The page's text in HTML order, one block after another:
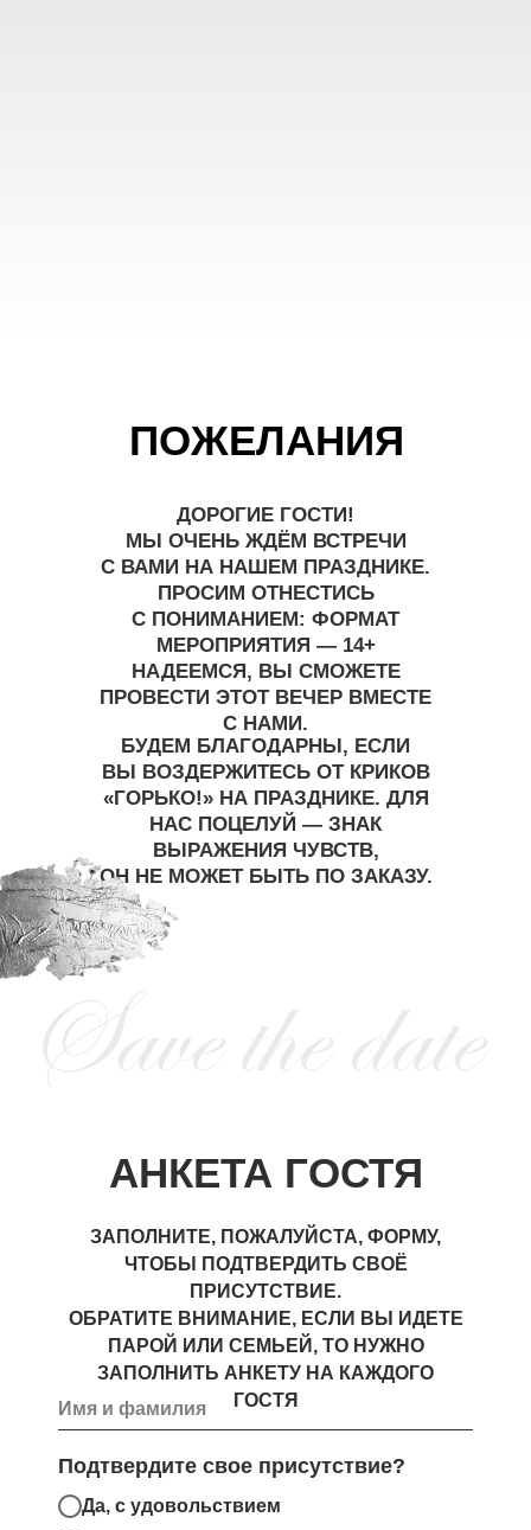
ПОЖЕЛАНИЯ
ДОРОГИЕ ГОСТИ!
МЫ ОЧЕНЬ ЖДЁМ ВСТРЕЧИ
С ВАМИ НА НАШЕМ ПРАЗДНИКЕ.
ПРОСИМ ОТНЕСТИСЬ
С ПОНИМАНИЕМ: ФОРМАТ
МЕРОПРИЯТИЯ — 14+
НАДЕЕМСЯ, ВЫ СМОЖЕТЕ
ПРОВЕСТИ ЭТОТ ВЕЧЕР ВМЕСТЕ
С НАМИ.
БУДЕМ БЛАГОДАРНЫ, ЕСЛИ
ВЫ ВОЗДЕРЖИТЕСЬ ОТ КРИКОВ
«ГОРЬКО!» НА ПРАЗДНИКЕ. ДЛЯ
НАС ПОЦЕЛУЙ — ЗНАК
ВЫРАЖЕНИЯ ЧУВСТВ,
ОН НЕ МОЖЕТ БЫТЬ ПО ЗАКАЗУ.
АНКЕТА ГОСТЯ
Подтвердите свое присутствие?
Да, с удовольствием
ЗАПОЛНИТЕ, ПОЖАЛУЙСТА, ФОРМУ,
ЧТОБЫ ПОДТВЕРДИТЬ СВОЁ
ПРИСУТСТВИЕ.
ОБРАТИТЕ ВНИМАНИЕ, ЕСЛИ ВЫ ИДЕТЕ
ПАРОЙ ИЛИ СЕМЬЕЙ, ТО НУЖНО
ЗАПОЛНИТЬ АНКЕТУ НА КАЖДОГО
ГОСТЯ